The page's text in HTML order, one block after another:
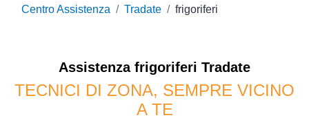
Centro Assistenza Tradate frigoriferi
Assistenza frigoriferi Tradate
TECNICI DI ZONA, SEMPRE VICINO
A TE